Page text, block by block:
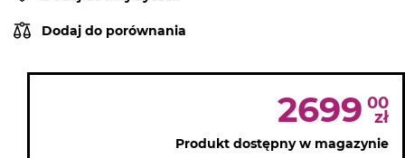
Dodaj do porównania
2699 00
zł
Produkt dostępny w magazynie